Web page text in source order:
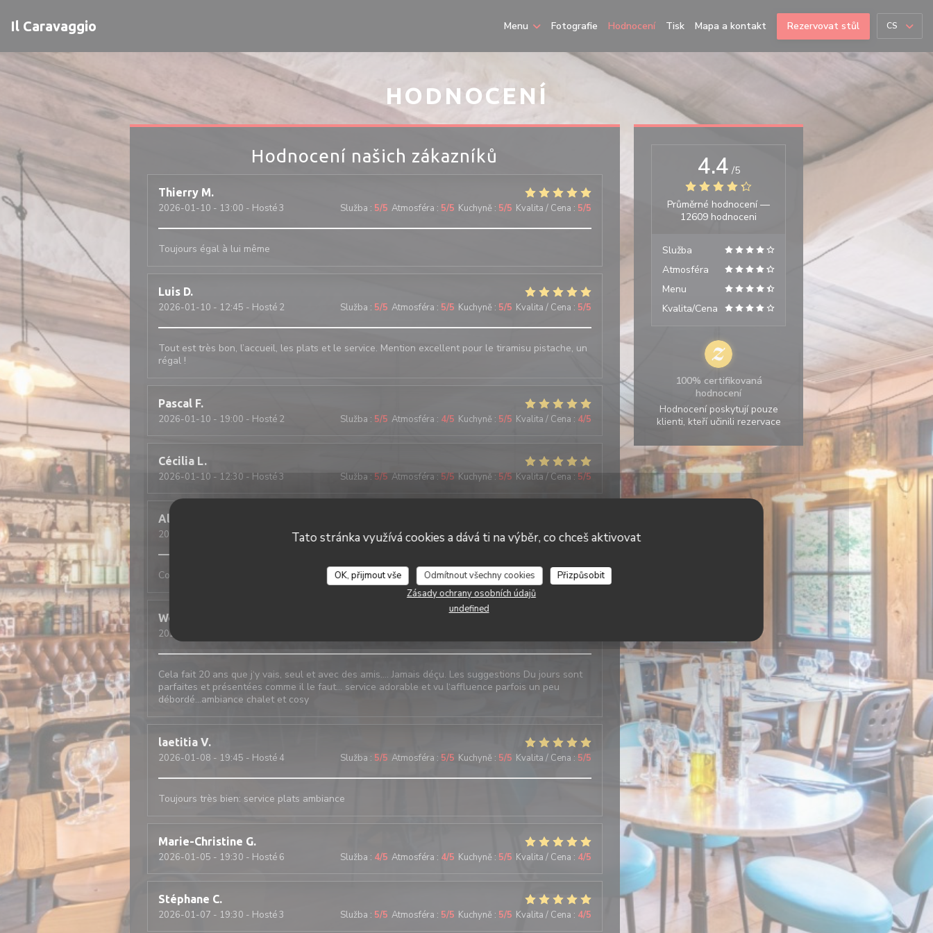
Tato stránka využívá cookies a dává ti na výběr, co chceš aktivovat
OK, přijmout vše Odmítnout všechny cookies
Přizpůsobit
Zásady ochrany osobních údajů
undefined
Il Caravaggio Menu Fotografie Hodnocení Tisk Mapa a kontakt Rezervovat stůl CS
HODNOCENÍ
Hodnocení našich zákazníků
Thierry M
2026-01-10 - 13:00 - Hosté 3 Služba : 5/5 Atmosféra : 5/5 Kuchyně : 5/5 Kvalita / Cena : 5/5
Toujours égal à lui même
Luis D
2026-01-10 - 12:45 - Hosté 2 Služba : 5/5 Atmosféra : 5/5 Kuchyně : 5/5 Kvalita / Cena : 5/5
Tout est très bon, l’accueil, les plats et le service. Mention excellent pour le tiramisu pistache, un
régal !
Pascal F
2026-01-10 - 19:00 - Hosté 2 Služba : 5/5 Atmosféra : 4/5 Kuchyně : 5/5 Kvalita / Cena : 4/5
Cécilia L
2026-01-10 - 12:30 - Hosté 3 Služba:5/5 Atmosféra:5/5 Kuchyně : 5/5 Kvalita / Cena : 5/5
Alan
2026-01-09
Služba: 5 /5 Atmosféra:5 /5 Kuchyně :5/5 Kvalita / Cena:4/5
Comme tjs, convivial et excellent
Wolfgang
2026-01-09
Cela fait 20 ans que j‘y vais, seul et avec des amis…. Jamais déçu. Les suggestions Du jours sont
parfaites et présentées comme il le faut… service adorable et vu l‘affluence parfois un peu
débordé…ambiance chalet et cosy
laetitia V
2026-01-08 - 19:45 - Hosté 4 Služba : 5/5 Atmosféra : 5/5 Kuchyně : 5/5 Kvalita / Cena : 5/5
Toujours très bien: service plats ambiance
Marie-Christine G
2026-01-05 - 19:30 - Hosté 6 Služba : 4/5 Atmosféra : 4/5 Kuchyně : 5/5 Kvalita / Cena : 4/5
Stéphane C
2026-01-07 - 19:30 - Hosté 3 Služba : 5/5 Atmosféra : 5/5 Kuchyně : 5/5 Kvalita / Cena : 4/5
4.4 /5
Průměrné hodnocení —
12609 hodnoceni
Služba
Atmosféra
Menu
Kvalita/Cena
100% certifikovaná
hodnocení
Hodnocení poskytují pouze
klienti, kteří učinili rezervace
Il Caravaggio